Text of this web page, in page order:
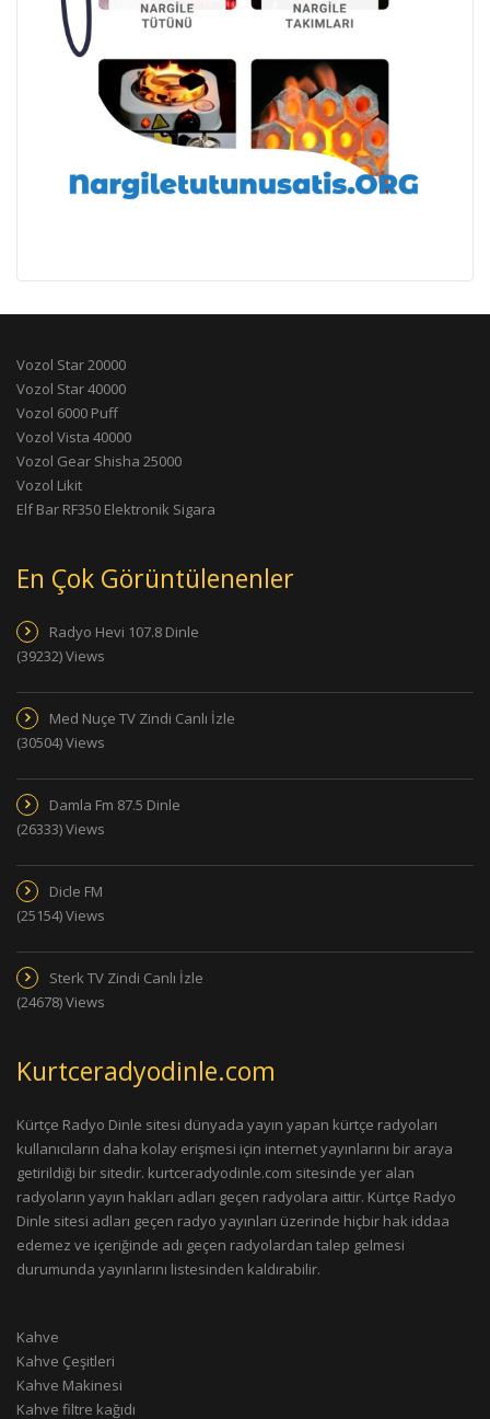
Vozol Star 20000
Vozol Star 40000
Vozol 6000 Puff
Vozol Vista 40000
Vozol Gear Shisha 25000
Vozol Likit
Elf Bar RF350 Elektronik Sigara
En Çok Görüntülenenler
Radyo Hevi 107.8 Dinle
(39232) Views
Med Nuçe TV Zindi Canlı İzle
(30504) Views
Damla Fm 87.5 Dinle
(26333) Views
Dicle FM
(25154) Views
Sterk TV Zindi Canlı İzle
(24678) Views
Kurtceradyodinle.com
Kürtçe Radyo Dinle sitesi dünyada yayın yapan kürtçe radyoları
kullanıcıların daha kolay erişmesi için internet yayınlarını bir araya
getirildiği bir sitedir. kurtceradyodinle.com sitesinde yer alan
radyoların yayın hakları adları geçen radyolara aittir. Kürtçe Radyo
Dinle sitesi adları geçen radyo yayınları üzerinde hiçbir hak iddaa
edemez ve içeriğinde adı geçen radyolardan talep gelmesi
durumunda yayınlarını listesinden kaldırabilir.
Kahve
Kahve Çeşitleri
Kahve Makinesi
Kahve filtre kağıdı